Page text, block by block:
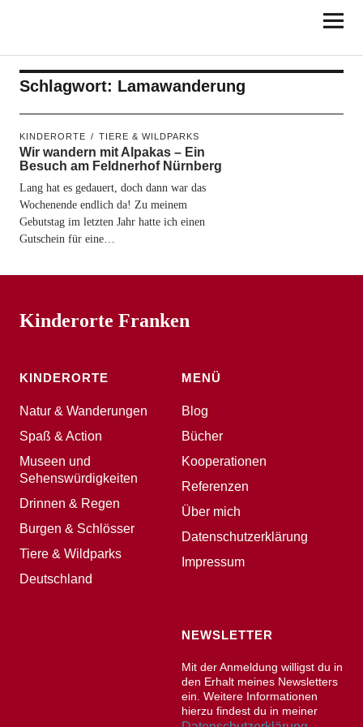
Schlagwort: Lamawanderung
KINDERORTE TIERE & WILDPARKS
Wir wandern mit Alpakas – Ein
Besuch am Feldnerhof Nürnberg
Lang hat es gedauert, doch dann war das
Wochenende endlich da! Zu meinem
Gebutstag im letzten Jahr hatte ich einen
Gutschein für eine…
Kinderorte Franken
KINDERORTE
Natur & Wanderungen
Spaß & Action
Museen und
Sehenswürdigkeiten
Drinnen & Regen
Burgen & Schlösser
Tiere & Wildparks
Deutschland
MENÜ
Blog
Bücher
Kooperationen
Referenzen
Über mich
Datenschutzerklärung
Impressum
NEWSLETTER
Mit der Anmeldung willigst du in
den Erhalt meines Newsletters
ein. Weitere Informationen
hierzu findest du in meiner